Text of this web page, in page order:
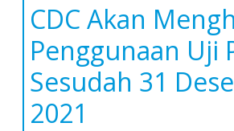
CDC Akan
Penggunaan Uji
Sesudah 31
2021